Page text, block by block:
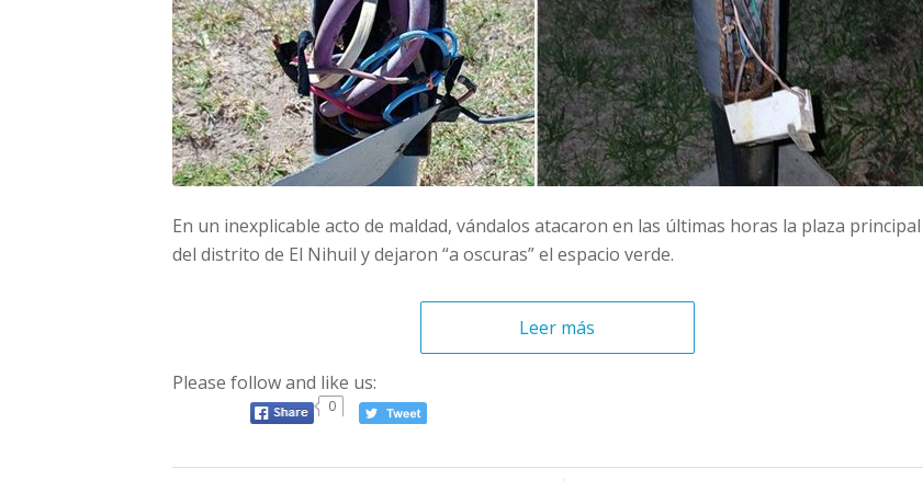
En un inexplicable acto de maldad, vándalos atacaron en las últimas horas la plaza principal
del distrito de El Nihuil y dejaron “a oscuras” el espacio verde.
Leer más
Please follow and like us:
0